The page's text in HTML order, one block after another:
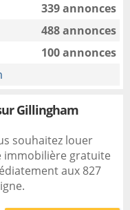
339 annonces
488 annonces
100 annonces
Gillingham
souhaitez louer
immobilière gratuite
aux 827